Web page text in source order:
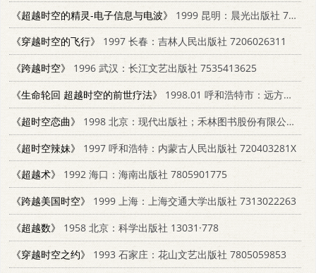
《超越时空的精灵-电子信息与电波》
1999 昆明：晨光出版社 7541416258
《穿越时空的飞行》
1997 长春：吉林人民出版社 7206026311
《跨越时空》
1996 武汉：长江文艺出版社 7535413625
《生命轮回 超越时空的前世疗法》
1998.01 呼和浩特市：远方出版社 7805953326
《超时空恋曲》
1998 北京：现代出版社；禾林图书股份有限公司 7800284344
《超时空辣妹》
1997 呼和浩特：内蒙古人民出版社 720403281X
《超越术》
1992 海口：海南出版社 7805901775
《跨越美国时空》
1999 上海：上海交通大学出版社 7313022263
《超越数》
1958 北京：科学出版社 13031·778
《穿越时空之约》
1993 石家庄：花山文艺出版社 7805059853